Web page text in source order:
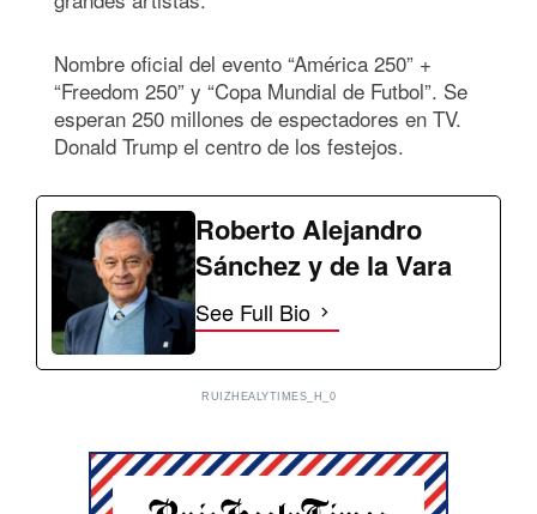
Nombre oficial del evento “América 250” +
“Freedom 250” y “Copa Mundial de Futbol”. Se
esperan 250 millones de espectadores en TV.
Donald Trump el centro de los festejos.
Roberto Alejandro
Sánchez y de la Vara
See Full Bio
RUIZHEALYTIMES_H_0